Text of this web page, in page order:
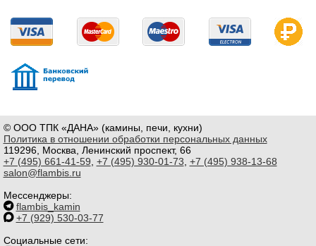
© ООО ТПК «ДАНА» (камины, печи, кухни)
Политика в отношении обработки персональных данных
119296, Москва, Ленинский проспект, 66
+7 (495) 661-41-59, +7 (495) 930-01-73, +7 (495) 938-13-68
salon@flambis.ru
Мессенджеры:
flambis_kamin
+7 (929) 530-03-77
Социальные сети: